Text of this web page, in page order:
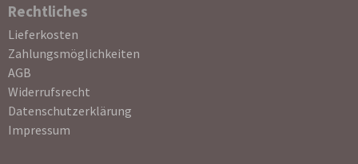
Rechtliches
Navigation
überspringen
Lieferkosten
Zahlungsmöglichkeiten
AGB
Widerrufsrecht
Datenschutzerklärung
Impressum